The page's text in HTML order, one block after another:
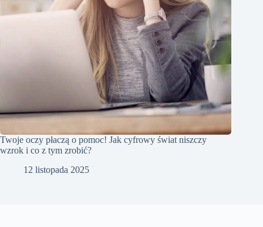
Twoje oczy płaczą o pomoc! Jak cyfrowy świat niszczy
wzrok i co z tym zrobić?
12 listopada 2025